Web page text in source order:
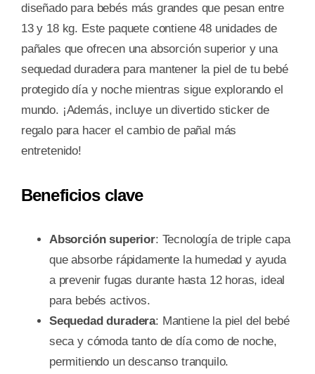
diseñado para bebés más grandes que pesan entre
13 y 18 kg. Este paquete contiene 48 unidades de
pañales que ofrecen una absorción superior y una
sequedad duradera para mantener la piel de tu bebé
protegido día y noche mientras sigue explorando el
mundo. ¡Además, incluye un divertido sticker de
regalo para hacer el cambio de pañal más
entretenido!
Beneficios clave
Absorción superior: Tecnología de triple capa
que absorbe rápidamente la humedad y ayuda
a prevenir fugas durante hasta 12 horas, ideal
para bebés activos.
Sequedad duradera: Mantiene la piel del bebé
seca y cómoda tanto de día como de noche,
permitiendo un descanso tranquilo.